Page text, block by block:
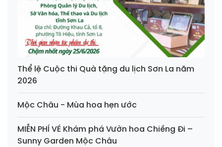
Thể lệ Cuộc thi Quà tặng du lịch Sơn La năm
2026
Mộc Châu - Mùa hoa hẹn ước
MIỄN PHÍ VÉ Khám phá Vườn hoa Chiềng Đi –
Sunny Garden Mộc Châu